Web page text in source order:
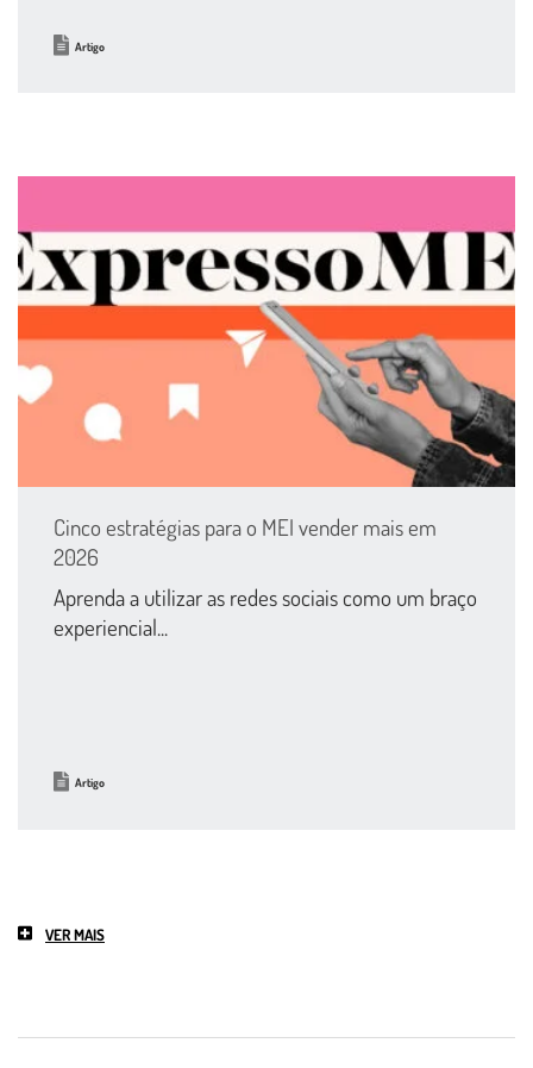
Artigo
Cinco estratégias para o MEI vender mais em
2026
Aprenda a utilizar as redes sociais como um braço
experiencial...
Artigo
VER MAIS